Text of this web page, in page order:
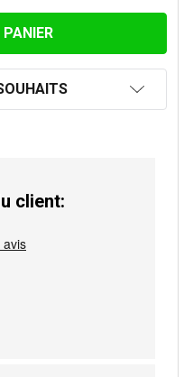
client: